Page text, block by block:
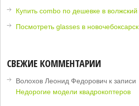
Купить combo по дешевке в волжский
Посмотреть glasses в новочебоксарск
СВЕЖИЕ КОММЕНТАРИИ
Волохов Леонид Федорович к записи
Недорогие модели квадрокоптеров